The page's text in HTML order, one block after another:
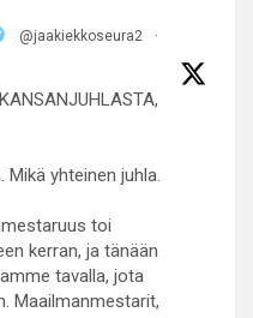
@jaakiekkoseura2
·
Mikä yhteinen juhla.
toi
kerran, ja tänään
tavalla, jota
Maailmanmestarit,